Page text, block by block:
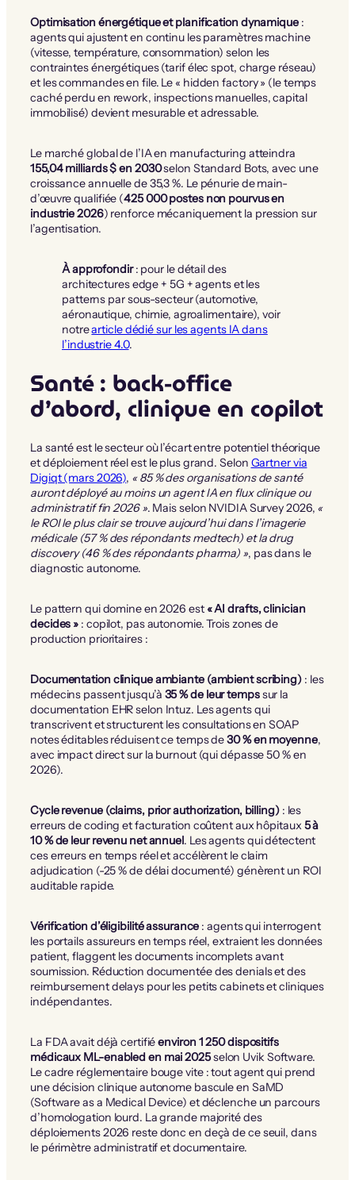
Optimisation énergétique et planification dynamique:
agents qui ajustent en continu les paramètres machine
(vitesse, température, consommation) selon les
contraintes énergétiques (tarif élec spot, charge réseau)
et les commandes en file. Le « hidden factory » (le temps
caché perdu en rework, inspections manuelles, capital
immobilisé) devient mesurable et adressable.
Le marché global de l’IA en manufacturing atteindra
155,04 milliards $ en 2030selon Standard Bots, avec une
croissance annuelle de 35,3 %. Le pénurie de main-
d’œuvre qualifiée (425 000 postes non pourvus en
industrie 2026) renforce mécaniquement la pression sur
l’agentisation.
À approfondir: pour le détail des
architectures edge + 5G + agents et les
patterns par sous-secteur (automotive,
aéronautique, chimie, agroalimentaire), voir
notrearticle dédié sur les agents IA dans
l’industrie 4.0.
Santé : back-office
d’abord, clinique en copilot
La santé est le secteur où l’écart entre potentiel théorique
et déploiement réel est le plus grand. Selon Gartner via
Digiqt (mars 2026), « 85 % des organisations de santé
auront déployé au moins un agent IA en flux clinique ou
administratif fin 2026 ». Mais selon NVIDIA Survey 2026, «
le ROI le plus clair se trouve aujourd’hui dans l’imagerie
médicale (57 % des répondants medtech) et la drug
discovery (46 % des répondants pharma) », pas dans le
diagnostic autonome.
Le pattern qui domine en 2026 est « AI drafts, clinician
decides » : copilot, pas autonomie. Trois zones de
production prioritaires :
Documentation clinique ambiante (ambient scribing) : les
médecins passent jusqu’à 35 % de leur tempssur la
documentation EHR selon Intuz. Les agents qui
transcrivent et structurent les consultations en SOAP
notes éditables réduisent ce temps de30 % en moyenne,
avec impact direct sur la burnout (qui dépasse 50 % en
2026).
Cycle revenue (claims, prior authorization, billing): les
erreurs de coding et facturation coûtent aux hôpitaux5 à
10 % de leur revenu net annuel. Les agents qui détectent
ces erreurs en temps réel et accélèrent le claim
adjudication (-25 % de délai documenté) génèrent un ROI
auditable rapide.
Vérification d’éligibilité assurance : agents qui interrogent
les portails assureurs en temps réel, extraient les données
patient, flaggent les documents incomplets avant
soumission. Réduction documentée des denials et des
reimbursement delays pour les petits cabinets et cliniques
indépendantes.
La FDA avait déjà certifiéenviron 1 250 dispositifs
médicaux ML-enabled en mai 2025selon Uvik Software.
Le cadre réglementaire bouge vite : tout agent qui prend
une décision clinique autonome bascule en SaMD
(Software as a Medical Device) et déclenche un parcours
d’homologation lourd. La grande majorité des
déploiements 2026 reste donc en deçà de ce seuil, dans
le périmètre administratif et documentaire.